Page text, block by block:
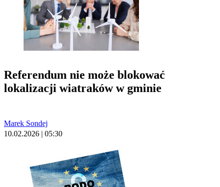
Referendum nie może blokować
lokalizacji wiatraków w gminie
Marek Sondej
10.02.2026 | 05:30